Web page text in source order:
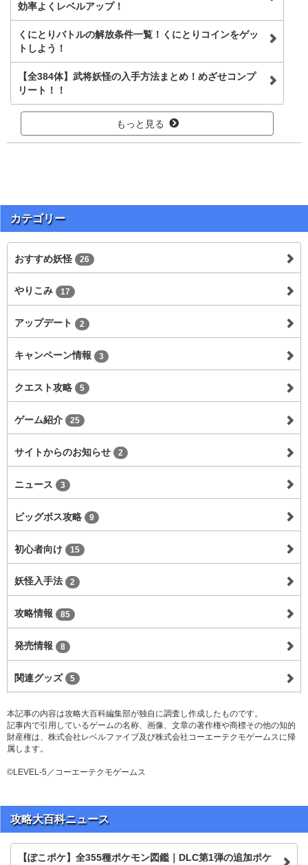
効率よくレベルアップ！
くにとりバトルの解放条件一覧！くにとりコインをゲッ
トしよう！
【全384体】武将妖怪の入手方法まとめ！めざせコンプ
リート！！
もっと見る
カテゴリー
おすすめ妖怪 26
やりこみ 17
アップデート 2
キャンペーン情報 3
クエスト攻略 5
ゲーム紹介 25
サイトからのお知らせ 2
ニュース 3
ビッグボス攻略 9
初心者向け 15
妖怪入手法 2
攻略情報 85
発売情報 8
関連グッズ 5
本記事の内容は攻略大百科編集部が独自に調査し作成したものです。
記事内で引用しているゲームの名称、画像、文章の著作権や商標その他の知的
財産権は、株式会社レベルファイブ及び株式会社コーエーテクモゲームスに帰
属します。
©LEVEL-5／コーエーテクモゲームス
攻略大百科ニュース
【ぽこポケ】全355種ポケモン図鑑｜DLC第1弾の追加ポケ